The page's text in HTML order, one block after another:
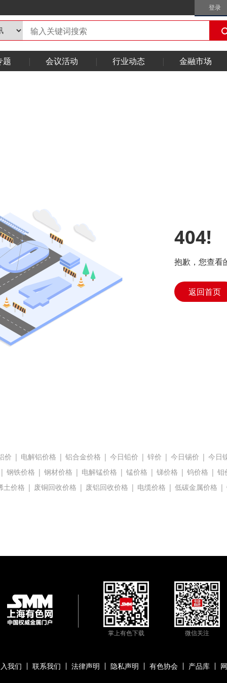
登录
题 会议活动 行业动态 金融市场
404!
抱歉，您查看
返回首页
价 | 电解铝价格 | 铝合金价格 | 今日铅价 | 锌价 | 今日锡价 | 今日
| 钢铁价格 | 钢材价格 | 电解锰价格 | 锰价格 | 锑价格 | 钨价格 | 钼
土价格 | 废铜回收价格 | 废铝回收价格 | 电缆价格 | 低碳金属价格 |
掌上有色下载 微信关注
我们 联系我们 法律声明 隐私声明 有色协会 产品库